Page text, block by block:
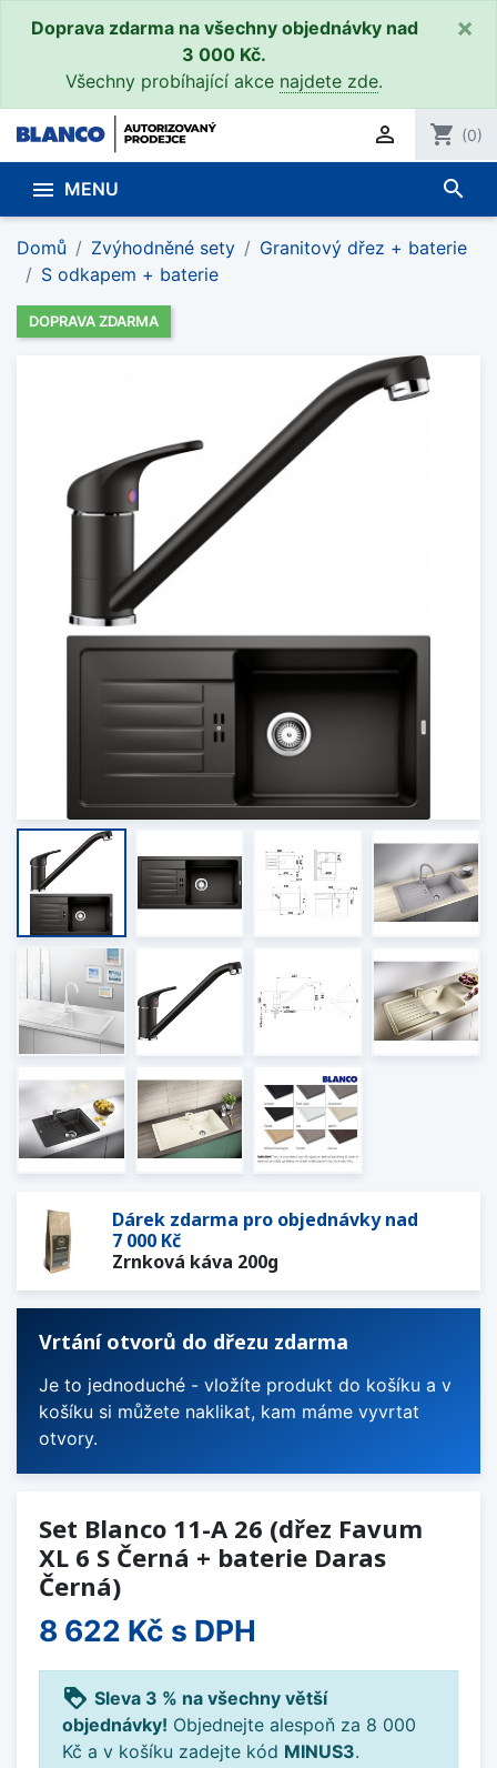
Doprava zdarma na všechny objednávky nad
3 000 Kč.
Všechny probíhající akce najdete zde.
×
 shopping_cart (0)
 MENU search
Domů Zvýhodněné sety
Granitový dřez + baterie
S odkapem + baterie
DOPRAVA ZDARMA
Dárek zdarma pro objednávky nad
7 000 Kč
Zrnková káva 200g
Vrtání otvorů do dřezu zdarma
Je to jednoduché - vložíte produkt do košíku a v
košíku si můžete naklikat, kam máme vyvrtat
otvory.
Set Blanco 11-A 26 (dřez Favum
XL 6 S Černá + baterie Daras
Černá)
8 622 Kč s DPH
loyalty Sleva 3 % na všechny větší
objednávky! Objednejte alespoň za 8 000
Kč a v košíku zadejte kód MINUS3.